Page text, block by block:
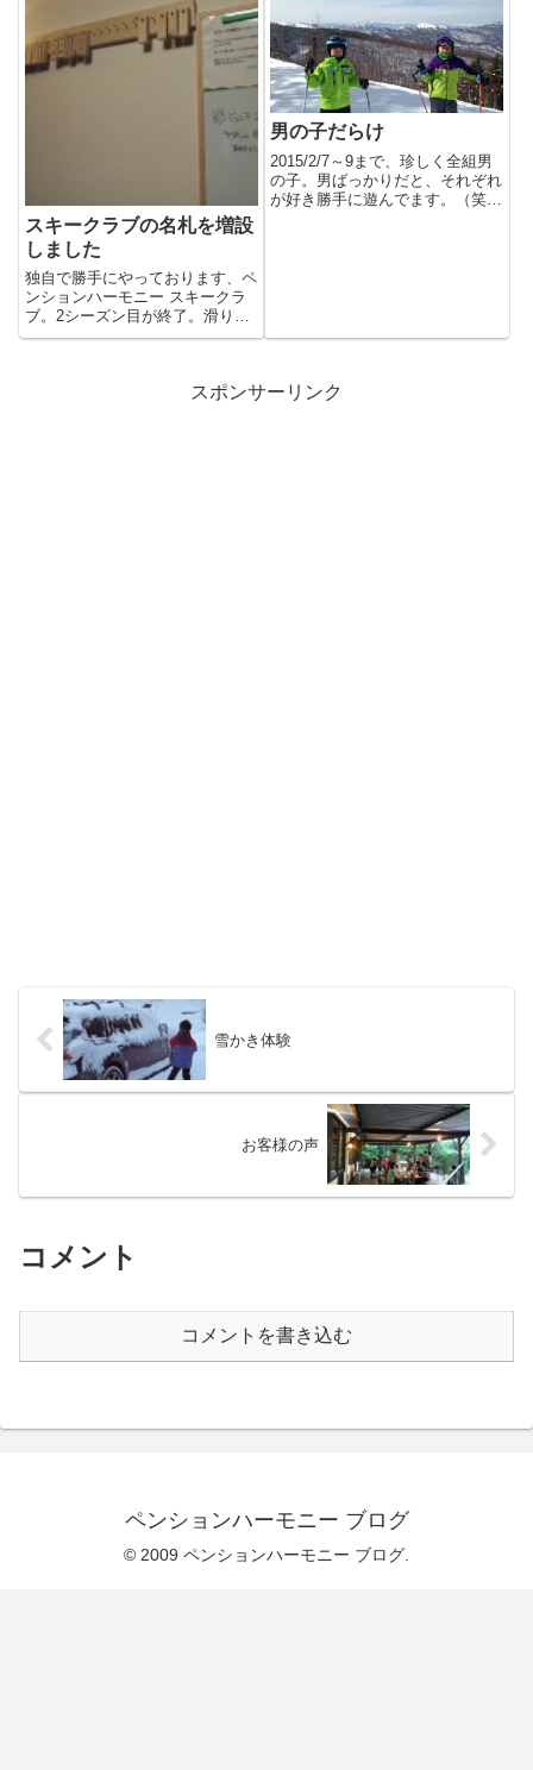
スキークラブの名札を増設
しました
独自で勝手にやっております、ペ
ンションハーモニー スキークラ
ブ。2シーズン目が終了。滑りに
来てくれたチビッ子の名札をか
男の子だらけ
2015/2/7～9まで、珍しく全組男
の子。男ばっかりだと、それぞれ
が好き勝手に遊んでます。（笑）
スポンサーリンク
雪かき体験
お客様の声
コメント
コメントを書き込む
ペンションハーモニー ブログ
© 2009 ペンションハーモニー ブログ.